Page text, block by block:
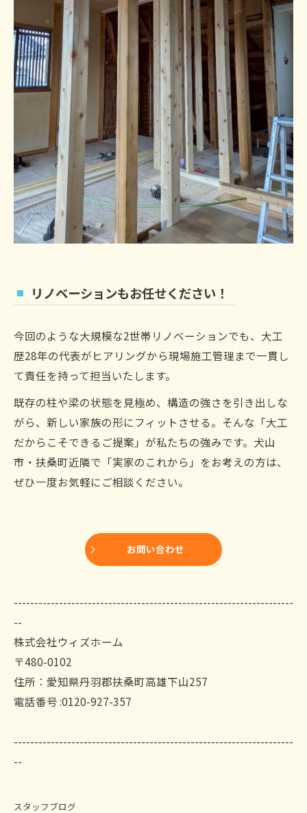
リノベーションもお任せください！
今回のような大規模な2世帯リノベーションでも、大工
歴28年の代表がヒアリングから現場施工管理まで一貫し
て責任を持って担当いたします。
既存の柱や梁の状態を見極め、構造の強さを引き出しな
がら、新しい家族の形にフィットさせる。そんな「大工
だからこそできるご提案」が私たちの強みです。犬山
市・扶桑町近隣で「実家のこれから」をお考えの方は、
ぜひ一度お気軽にご相談ください。
お問い合わせ
--------------------------------------------------------------------
--
株式会社ウィズホーム
〒480-0102
住所：愛知県丹羽郡扶桑町高雄下山257
電話番号 :0120-927-357
--------------------------------------------------------------------
--
スタッフブログ